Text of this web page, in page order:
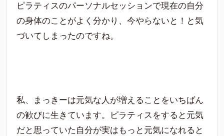
ピラティスのパーソナルセッションで現在の自分
の身体のことがよく分かり、今やらないと！と気
づいてしまったのですね。
私、まっきーは元気な人が増えることをいちばん
の歓びに生きています。ピラティスをすると元気
だと思っていた自分が実はもっと元気になれると